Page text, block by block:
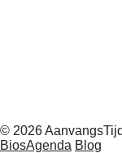
© 2026
BiosAgenda Blog